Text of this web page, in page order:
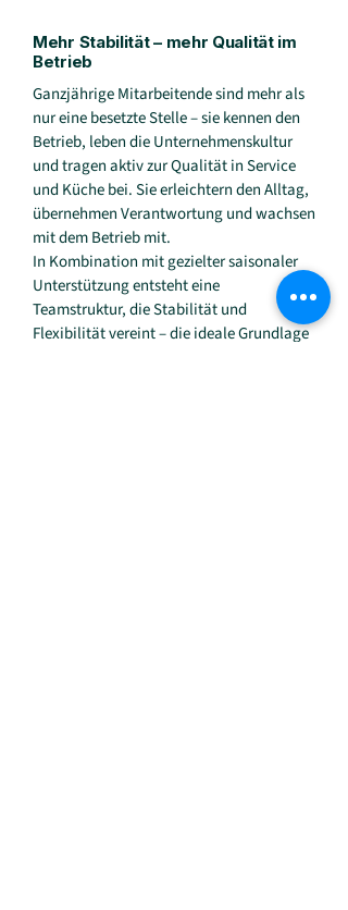
Mehr Stabilität – mehr Qualität im
Betrieb
Ganzjährige Mitarbeitende sind mehr als
nur eine besetzte Stelle – sie kennen den
Betrieb, leben die Unternehmenskultur
und tragen aktiv zur Qualität in Service
und Küche bei. Sie erleichtern den Alltag,
übernehmen Verantwortung und wachsen
mit dem Betrieb mit.
In Kombination mit gezielter saisonaler
Unterstützung entsteht eine
Teamstruktur, die Stabilität und
Flexibilität vereint – die ideale Grundlage